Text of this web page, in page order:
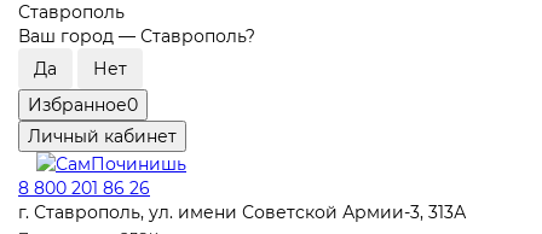
Ставрополь
Ваш город — Ставрополь?
Избранное0
Личный кабинет
8 800 201 86 26
г. Ставрополь, ул. имени Советской Армии-3, 313А